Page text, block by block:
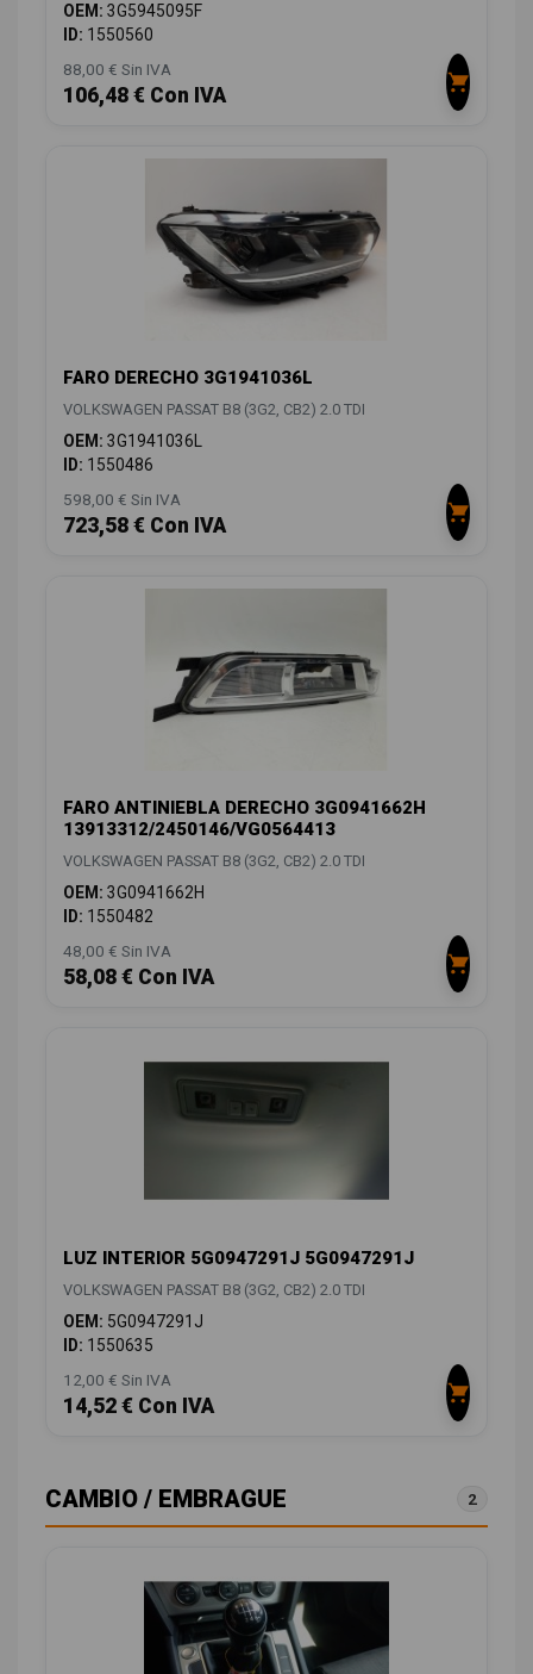
OEM: 3G5945095F
ID: 1550560
88,00 € Sin IVA
106,48 € Con IVA
FARO DERECHO 3G1941036L
VOLKSWAGEN PASSAT B8 (3G2, CB2) 2.0 TDI
OEM: 3G1941036L
ID: 1550486
598,00 € Sin IVA
723,58 € Con IVA
FARO ANTINIEBLA DERECHO 3G0941662H
13913312/2450146/VG0564413
VOLKSWAGEN PASSAT B8 (3G2, CB2) 2.0 TDI
OEM: 3G0941662H
ID: 1550482
48,00 € Sin IVA
58,08 € Con IVA
LUZ INTERIOR 5G0947291J 5G0947291J
VOLKSWAGEN PASSAT B8 (3G2, CB2) 2.0 TDI
OEM: 5G0947291J
ID: 1550635
12,00 € Sin IVA
14,52 € Con IVA
CAMBIO / EMBRAGUE 2